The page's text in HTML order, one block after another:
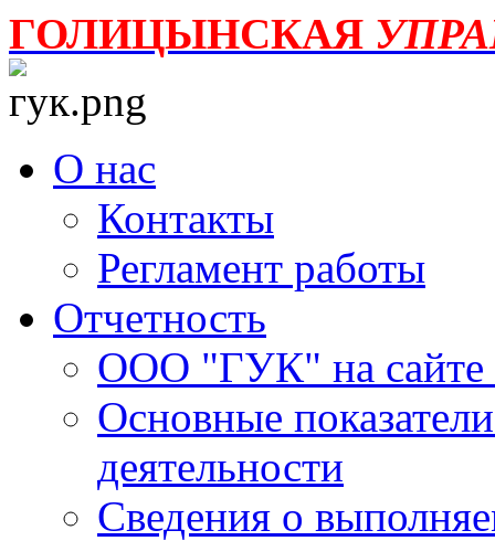
ГОЛИЦЫНСКАЯ
О нас
Контакты
Регламент работы
Отчетность
ООО "ГУК" на
Основные
деятельности
Сведения о